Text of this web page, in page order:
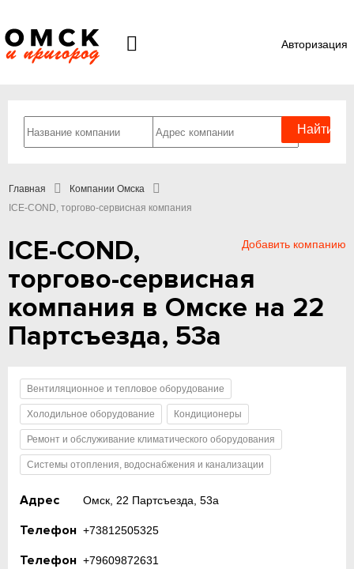
Авторизация
Главная
Компании Омска
ICE-COND, торгово-сервисная компания
Добавить компанию
ICE-COND,
торгово-сервисная
компания в Омске на 22
Партсъезда, 53а
Вентиляционное и тепловое оборудование
Холодильное оборудование Кондиционеры
Ремонт и обслуживание климатического оборудования
Системы отопления, водоснабжения и канализации
Адрес Омск, 22 Партсъезда, 53а
Телефон +73812505325
Телефон +79609872631